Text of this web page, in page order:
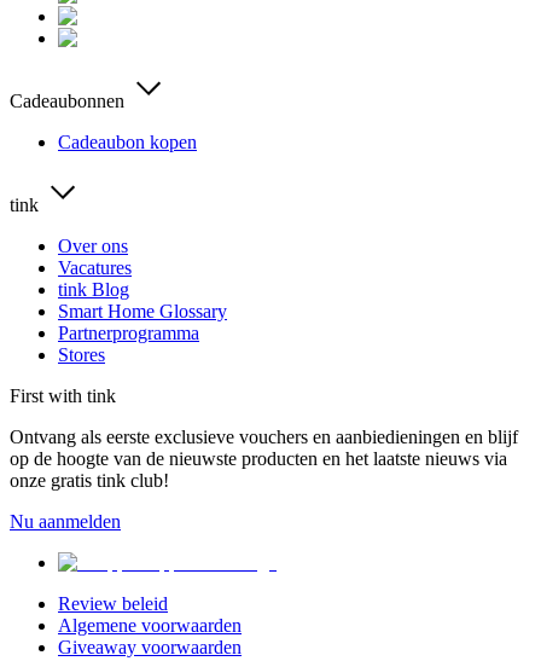
Cadeaubonnen
Cadeaubon kopen
tink
Over ons
Vacatures
tink Blog
Smart Home Glossary
Partnerprogramma
Stores
First with tink
Ontvang als eerste exclusieve vouchers en aanbiedieningen en blijf
op de hoogte van de nieuwste producten en het laatste nieuws via
onze gratis tink club!
Nu aanmelden
Review beleid
Algemene voorwaarden
Giveaway voorwaarden